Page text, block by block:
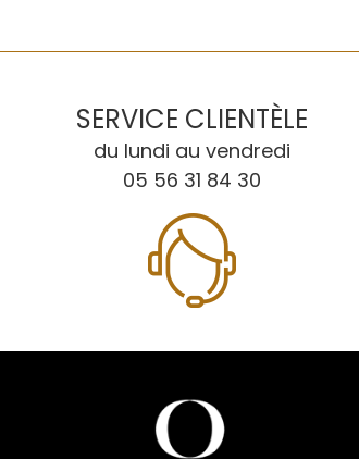
SERVICE CLIENTÈLE
du lundi au vendredi
05 56 31 84 30